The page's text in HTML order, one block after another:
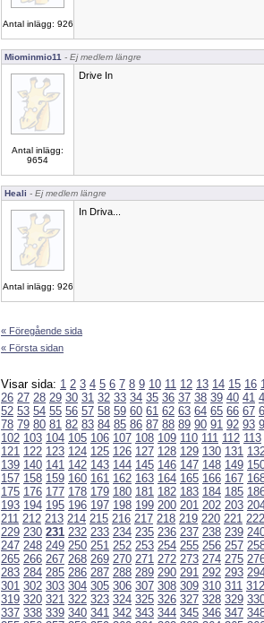
Antal inlägg: 926
Miominmio11 - Ej medlem längre
Antal inlägg:
9654
Drive In
Heali - Ej medlem längre
Antal inlägg: 926
In Driva...
« Föregående sida
« Första sidan
Visar sida: 1 2 3 4 5 6 7 8 9 10 11 12 13 14 15 16
26 27 28 29 30 31 32 33 34 35 36 37 38 39 40 41
52 53 54 55 56 57 58 59 60 61 62 63 64 65 66 67
78 79 80 81 82 83 84 85 86 87 88 89 90 91 92 93
102 103 104 105 106 107 108 109 110 111 112 113
121 122 123 124 125 126 127 128 129 130 131
139 140 141 142 143 144 145 146 147 148 149
157 158 159 160 161 162 163 164 165 166 167
175 176 177 178 179 180 181 182 183 184 185
193 194 195 196 197 198 199 200 201 202 203
211 212 213 214 215 216 217 218 219 220 221 222
229 230 231 232 233 234 235 236 237 238 239
247 248 249 250 251 252 253 254 255 256 257
265 266 267 268 269 270 271 272 273 274 275
283 284 285 286 287 288 289 290 291 292 293
301 302 303 304 305 306 307 308 309 310 311 312
319 320 321 322 323 324 325 326 327 328 329
337 338 339 340 341 342 343 344 345 346 347